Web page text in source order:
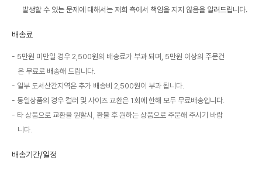
발생할 수 있는 문제에 대해서는 저희 측에서 책임을 지지 않음을 알려드립니다.
배송료
5만원 미만일 경우 2,500원의 배송료가 부과 되며, 5만원 이상의 주문건
은 무료로 배송해 드립니다.
일부 도서산간지역은 추가 배송비 2,500원이 부과 됩니다.
동일상품의 경우 컬러 및 사이즈 교환은 1회에 한해 모두 무료배송입니다.
타 상품으로 교환을 원할시, 환불 후 원하는 상품으로 주문해 주시기 바랍
니다.
배송기간/일정